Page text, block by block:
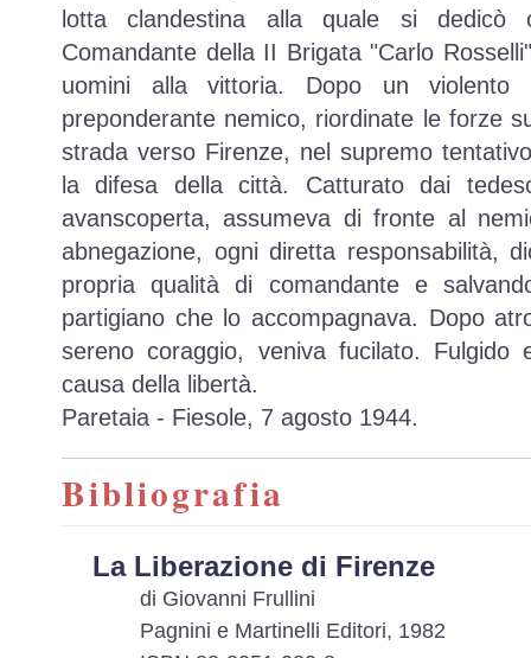
lotta clandestina alla quale si dedicò
Comandante della II Brigata "Carlo
uomini alla vittoria. Dopo un violento
preponderante nemico, riordinate le forze
strada verso Firenze, nel supremo
la difesa della città. Catturato dai
avanscoperta, assumeva di fronte al
abnegazione, ogni diretta responsabilità,
propria qualità di comandante e
partigiano che lo accompagnava. Dopo
sereno coraggio, veniva fucilato. Fulgido
causa della libertà.
Paretaia - Fiesole, 7 agosto 1944.
Bibliografia
La Liberazione di Firenze
di Giovanni Frullini
Pagnini e Martinelli Editori, 1982